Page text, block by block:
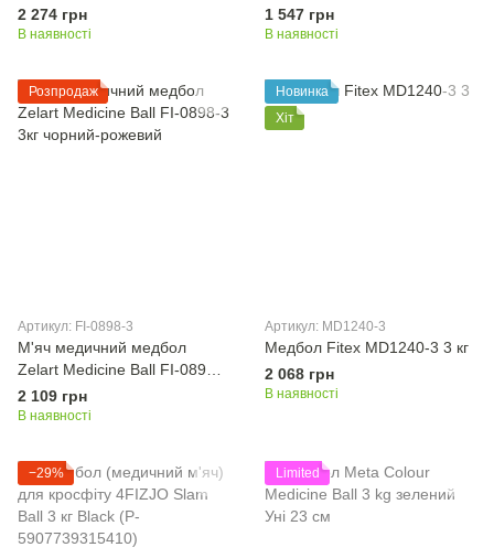
7827-3 вага-3кг d-25см
сірий-жовтий
2 274 грн
В наявності
3кг синій-чорний
1 547 грн
В наявності
Розпродаж
Артикул: FI-0898-3
М'яч медичний медбол
Zelart Medicine Ball FI-0898-3
3кг чорний-рожевий
2 109 грн
В наявності
Новинка
Хіт
Артикул: MD1240-3
Медбол Fitex MD1240-3 3 кг
2 068 грн
В наявності
−29% Limited